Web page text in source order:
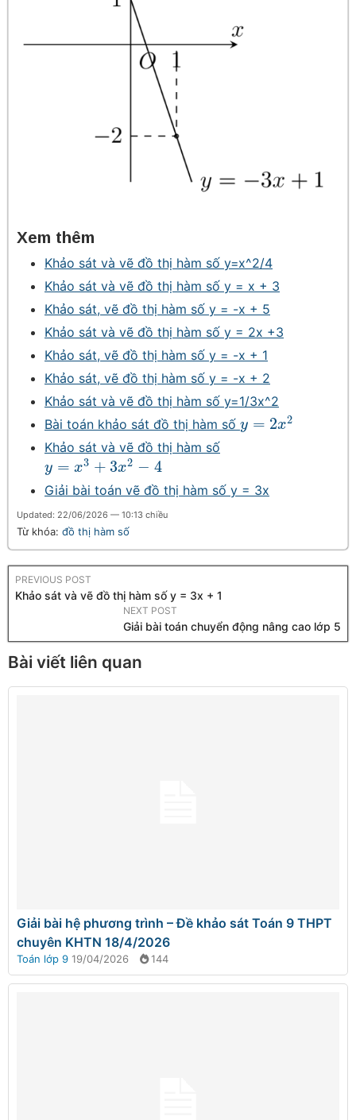
Xem thêm
Khảo sát và vẽ đồ thị hàm số y=x^2/4
Khảo sát và vẽ đồ thị hàm số y = x + 3
Khảo sát, vẽ đồ thị hàm số y = -x + 5
Khảo sát và vẽ đồ thị hàm số y = 2x +3
Khảo sát, vẽ đồ thị hàm số y = -x + 1
Khảo sát, vẽ đồ thị hàm số y = -x + 2
Khảo sát và vẽ đồ thị hàm số y=1/3x^2
Bài toán khảo sát đồ thị hàm số y = 2x2
y=2x2
Khảo sát và vẽ đồ thị hàm số
y = x3 + 3x2 − 4
y=x3 +3 x2 −4
Giải bài toán vẽ đồ thị hàm số y = 3x
Updated: 22/06/2026 — 10:13 chiều
Từ khóa: đồ thị hàm số
PREVIOUS POST
Khảo sát và vẽ đồ thị hàm số y = 3x + 1
NEXT POST
Giải bài toán chuyển động nâng cao lớp 5
Bài viết liên quan
Giải bài hệ phương trình – Đề khảo sát Toán 9 THPT
chuyên KHTN 18/4/2026
Toán lớp 9 19/04/2026 144